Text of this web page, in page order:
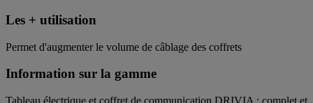
Les + utilisation
Permet d'augmenter le volume de câblage des coffrets
Information sur la gamme
Tableau électrique et coffret de communication DRIVIA : complet et